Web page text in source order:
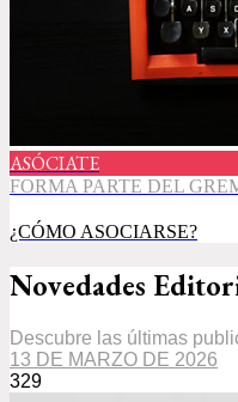
ASÓCIATE
FORMA PARTE DEL
¿CÓMO ASOCIARSE?
Novedades
Descubre las últimas
13 DE MARZO DE 2026
329